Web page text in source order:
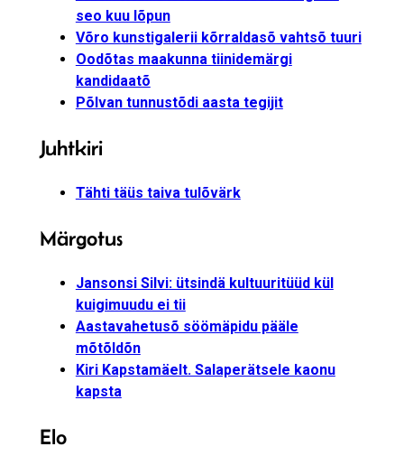
seo kuu lõpun
Võro kunstigalerii kõrraldasõ vahtsõ tuuri
Oodõtas maakunna tiinidemärgi
kandidaatõ
Põlvan tunnustõdi aasta tegijit
Juhtkiri
Tähti täüs taiva tulõvärk
Märgotus
Jansonsi Silvi: ütsindä kultuuritüüd kül
kuigimuudu ei tii
Aastavahetusõ söömäpidu pääle
mõtõldõn
Kiri Kapstamäelt. Salaperätsele kaonu
kapsta
Elo